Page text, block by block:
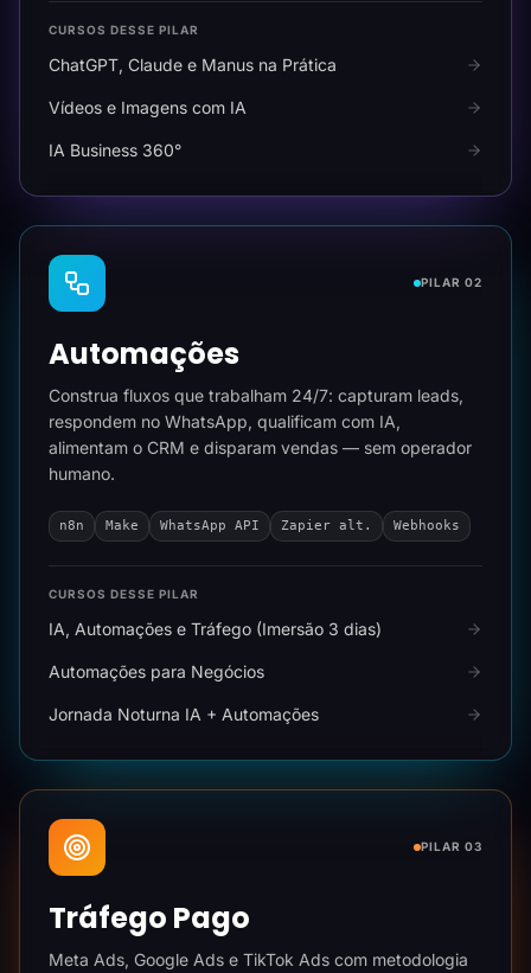
CURSOS DESSE PILAR
ChatGPT, Claude e Manus na Prática
Vídeos e Imagens com IA
IA Business 360°
PILAR 02
Automações
Construa fluxos que trabalham 24/7: capturam leads,
respondem no WhatsApp, qualificam com IA,
alimentam o CRM e disparam vendas — sem operador
humano.
n8n Make WhatsApp API Zapier alt. Webhooks
CURSOS DESSE PILAR
IA, Automações e Tráfego (Imersão 3 dias)
Automações para Negócios
Jornada Noturna IA + Automações
PILAR 03
Tráfego Pago
Meta Ads, Google Ads e TikTok Ads com metodologia